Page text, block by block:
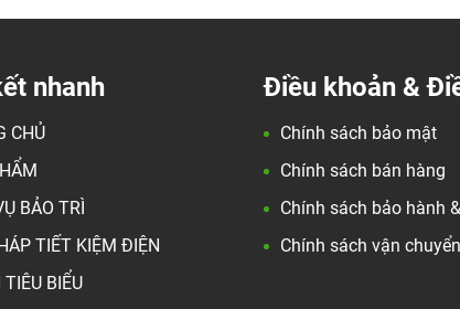
nhanh
CHỦ
BẢO TRÌ
TIẾT KIỆM ĐIỆN
BIỂU
Điều khoản &
Chính sách bảo mật
Chính sách bán hàng
Chính sách bảo hành
Chính sách vận